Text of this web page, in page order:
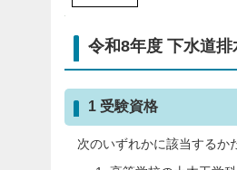
令和8年度 下水道
1 受験資格
次のいずれかに該当するか